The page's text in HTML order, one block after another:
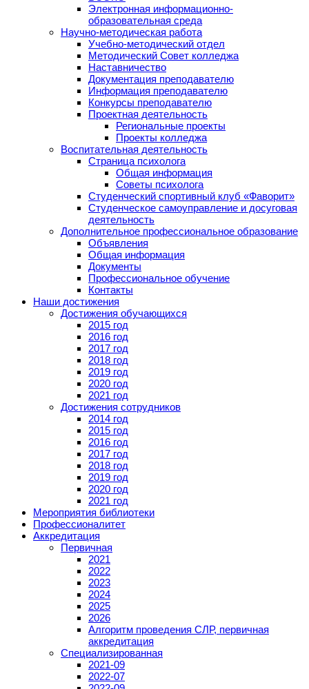
Электронная информационно-
образовательная среда
Научно-методическая работа
Учебно-методический отдел
Методический Совет колледжа
Наставничество
Документация преподавателю
Информация преподавателю
Конкурсы преподавателю
Проектная деятельность
Региональные проекты
Проекты колледжа
Воспитательная деятельность
Страница психолога
Общая информация
Советы психолога
Студенческий спортивный клуб «Фаворит»
Студенческое самоуправление и досуговая
деятельность
Дополнительное профессиональное образование
Объявления
Общая информация
Документы
Профессиональное обучение
Контакты
Наши достижения
Достижения обучающихся
2015 год
2016 год
2017 год
2018 год
2019 год
2020 год
2021 год
Достижения сотрудников
2014 год
2015 год
2016 год
2017 год
2018 год
2019 год
2020 год
2021 год
Мероприятия библиотеки
Профессионалитет
Аккредитация
Первичная
2021
2022
2023
2024
2025
2026
Алгоритм проведения СЛР, первичная
аккредитация
Специализированная
2021-09
2022-07